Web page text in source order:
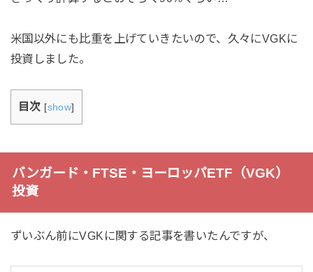
米国以外にも比重を上げていきたいので、久々にVGKに
投資しました。
目次 [show]
バンガード・FTSE・ヨーロッパETF（VGK）
投資
ずいぶん前にVGKに関する記事を書いたんですが、